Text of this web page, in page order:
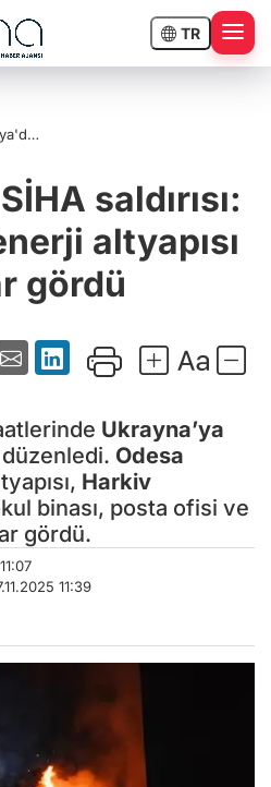
TR
saldırısı:
altyapısı
gördü
Ukrayna’ya
düzenledi. Odesa
Harkiv
binası, posta ofisi ve
gördü.
11:39